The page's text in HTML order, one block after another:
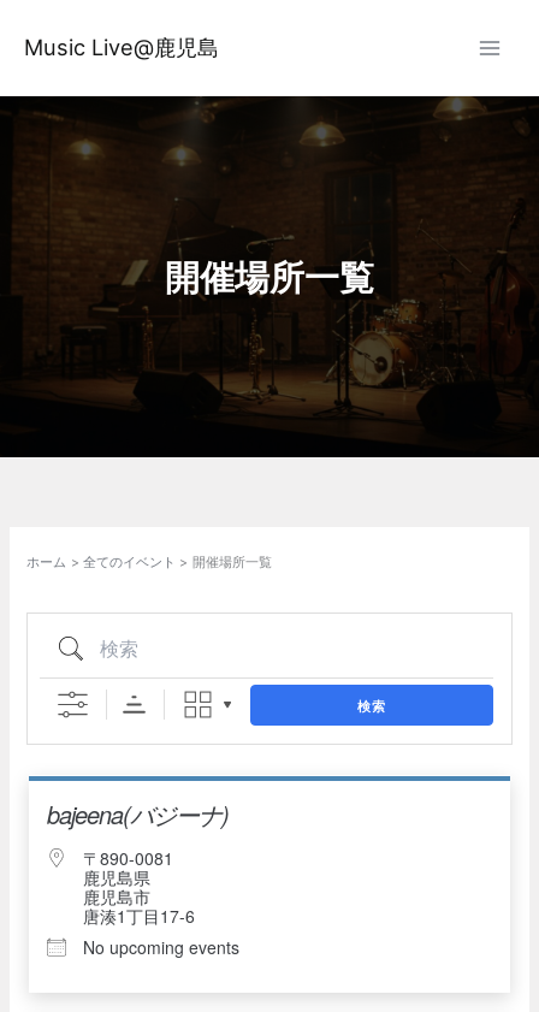
ス
Music Live@鹿児島
開催場所一覧
ホーム 全てのイベント 開催場所一覧
検索
検索
bajeena(バジーナ)
〒890-0081
鹿児島県
鹿児島市
唐湊1丁目17-6
No upcoming events